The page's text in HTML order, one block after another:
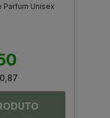
Parfum Unisex